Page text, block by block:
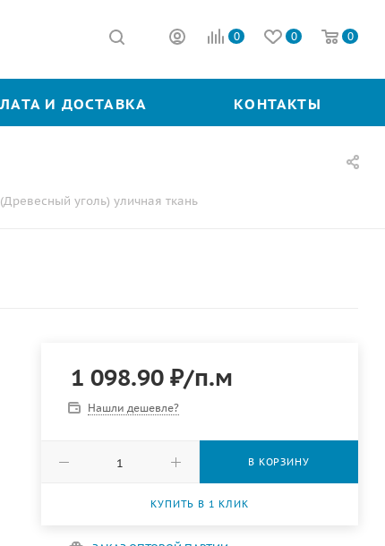
0 0 0
И ДОСТАВКА КОНТАКТЫ
уголь) уличная ткань
1 098.90₽/п.м
Нашли дешевле?
В КОРЗИНУ
КУПИТЬ В 1 КЛИК